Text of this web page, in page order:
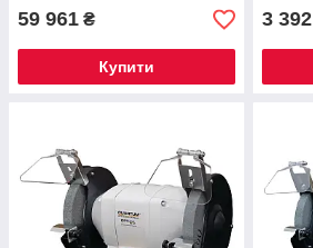
59 961 ₴
Купити
3 392